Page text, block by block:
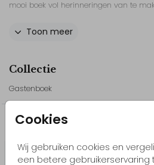
Cookies
Wij gebruiken cookies en
een betere gebruikerservaring
mooi boek vol herinneringen van te
foliedruk mogelijk. De levertijd is 4 tot 5
mooi in een stijl!
bijvoorbeeld elementen toe, bewerk de
Kom je ergens niet uit of heb je hulp
contact met ons op, we helpen je graag!
Toon meer
Collectie
Gastenboek
Misschien vind je dit
Blanco bladzijdes binnenkant